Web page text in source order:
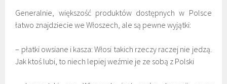
Generalnie, większość produktów dostępnych w Polsce
łatwo znajdziecie we Włoszech, ale są pewne wyjątki:
– płatki owsiane i kasza: Włosi takich rzeczy raczej nie jedzą.
Jak ktoś lubi, to niech lepiej weźmie je ze sobą z Polski